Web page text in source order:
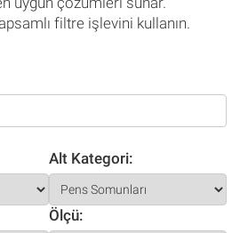
filtre işlevini kullanın.
Alt Kategori:
Ölçü: